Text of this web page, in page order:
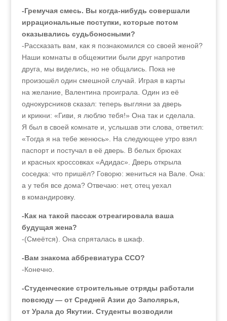
-Гремучая смесь. Вы когда-нибудь совершали
иррациональные поступки, которые потом
оказывались судьбоносными?
-Рассказать вам, как я познакомился со своей женой?
Наши комнаты в общежитии были друг напротив
друга, мы виделись, но не общались. Пока не
произошёл один смешной случай. Играя в карты
на желание, Валентина проиграла. Один из её
однокурсников сказал: теперь выгляни за дверь
и крикни: «Гиви, я люблю тебя!» Она так и сделала.
Я был в своей комнате и, услышав эти слова, ответил:
«Тогда я на тебе женюсь». На следующее утро взял
паспорт и постучал в её дверь. В белых брюках
и красных кроссовках «Адидас». Дверь открыла
соседка: что пришёл? Говорю: жениться на Вале. Она:
а у тебя все дома? Отвечаю: нет, отец уехал
в командировку.
-Как на такой пассаж отреагировала ваша
будущая жена?
-(Смеётся). Она спряталась в шкаф.
-Вам знакома аббревиатура ССО?
-Конечно.
-Студенческие строительные отряды работали
повсюду — от Средней Азии до Заполярья,
от Урала до Якутии. Студенты возводили